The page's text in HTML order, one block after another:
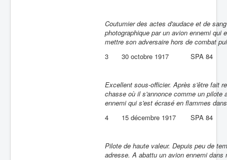
Coutumier des actes d'audace et de
photographique par un avion ennemi qui
mettre son adversaire hors de combat
3
30 octobre 1917 SPA 84
Excellent sous-officier. Après s'être fait
chasse où il s'annonce comme un pilote
ennemi qui s'est écrasé en flammes
4
15 décembre 1917 SPA 84
Pilote de haute valeur. Depuis peu de
adresse. A abattu un avion ennemi